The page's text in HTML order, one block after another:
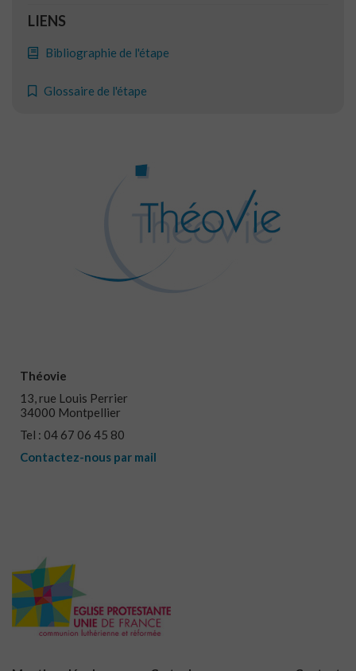
LIENS
Bibliographie de l'étape
Glossaire de l'étape
Théovie
13, rue Louis Perrier
34000 Montpellier
Tel : 04 67 06 45 80
Contactez-nous par mail